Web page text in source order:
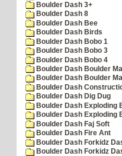
Boulder Dash 3+
Boulder Dash 8
Boulder Dash Bee
Boulder Dash Birds
Boulder Dash Bobo 1
Boulder Dash Bobo 3
Boulder Dash Bobo 4
Boulder Dash Boulder
Boulder Dash Boulder
Boulder Dash
Boulder Dash Dig Dug
Boulder Dash Exploding
Boulder Dash Exploding
Boulder Dash Faj Soft
Boulder Dash Fire Ant
Boulder Dash Forkidz
Boulder Dash Forkidz